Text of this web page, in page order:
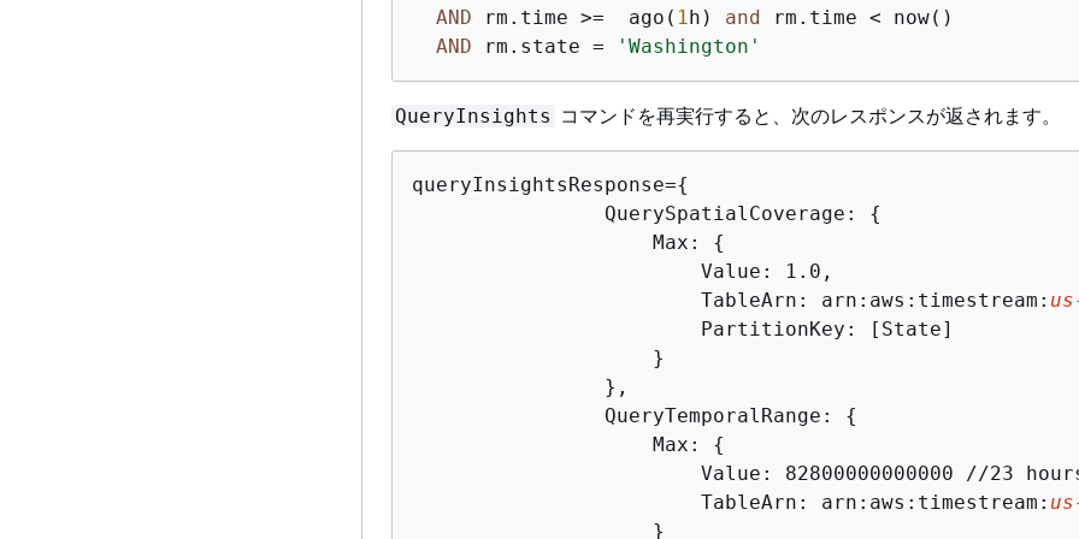
AND rm.time >=
  ago(
1h) and rm.time < now()
AND rm.state = 'Washington'
QueryInsights コマンドを再実行すると、次のレスポンスが返されます。
queryInsightsResponse={
                QuerySpatialCoverage:
{
                    Max:
{
                        Value: 1.0,
                        TableArn: arn:aws:timestream:
                        PartitionKey: [State]
                    }
                },
                QueryTemporalRange:
{
                    Max:
{
Value: 82800000000000 //23
                        TableArn: arn:aws:timestream:
                    }